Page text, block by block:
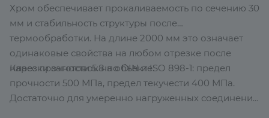
Хром обеспечивает прокаливаемость по сечению 30
мм и стабильность структуры после
термообработки. На длине 2000 мм это означает
одинаковые свойства на любом отрезке после
нарезки заготовок на объекте.
Класс прочности 5.8 по DIN и ISO 898-1: предел
прочности 500 МПа, предел текучести 400 МПа.
Достаточно для умеренно нагруженных соединений